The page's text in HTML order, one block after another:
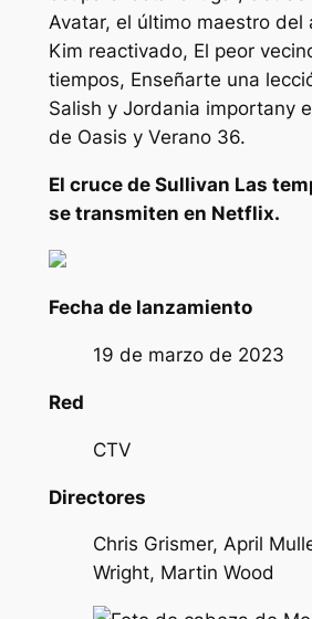
Avatar, el último maestro del
Kim reactivado, El peor
tiempos, Enseñarte una
Salish y Jordania importany
de Oasis y Verano 36.
El cruce de Sullivan Las
se transmiten en Netflix.
Fecha de lanzamiento
19 de marzo de 2023
Red
CTV
Directores
Chris Grismer, April
Wright, Martin Wood